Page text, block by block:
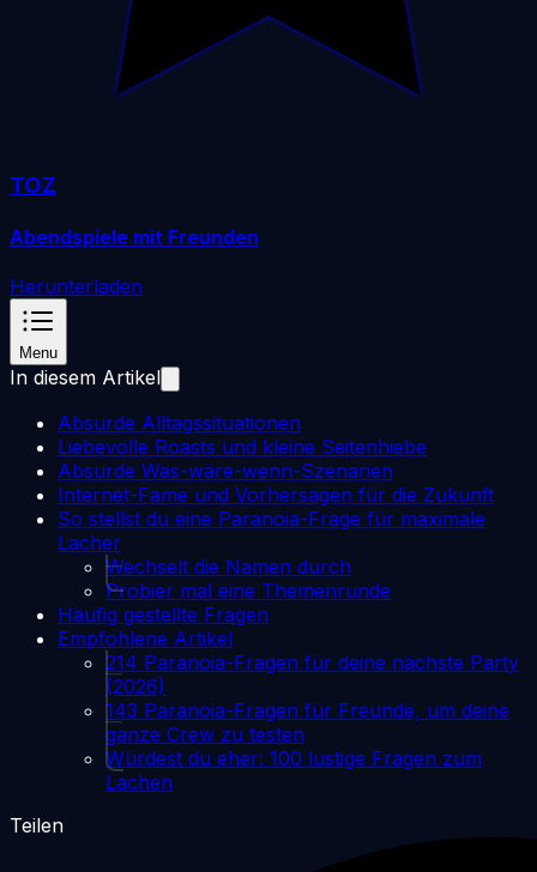
TOZ
Abendspiele mit Freunden
Herunterladen
Menu
In diesem Artikel
Absurde Alltagssituationen
Liebevolle Roasts und kleine Seitenhiebe
Absurde Was-wäre-wenn-Szenarien
Internet-Fame und Vorhersagen für die Zukunft
So stellst du eine Paranoia-Frage für maximale
Lacher
Wechselt die Namen durch
Probier mal eine Themenrunde
Häufig gestellte Fragen
Empfohlene Artikel
214 Paranoia-Fragen für deine nächste Party
(2026)
143 Paranoia-Fragen für Freunde, um deine
ganze Crew zu testen
Würdest du eher: 100 lustige Fragen zum
Lachen
Teilen